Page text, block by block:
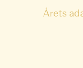
Årets